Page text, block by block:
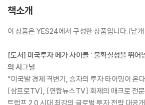
책소개
이 상품은 YES24에서 구성한 상품입니다.(낱
[도서] 미국투자 메가 사이클 : 불확실성을 뛰어
의 시그널
“미국발 경제 격변기, 승자의 투자 타이밍이 온
[삼프로TV], [연합뉴스TV] 화제의 매크로 전문
트럼프 2.0 시대 최강의 글로벌 투자 전략 대공개